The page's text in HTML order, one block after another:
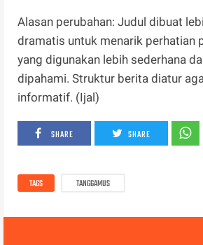
Alasan perubahan: Judul dibuat
dramatis untuk menarik perhatian
yang digunakan lebih sederhana
dipahami. Struktur berita diatur
informatif. (Ijal)
SHARE SHARE
TAGS TANGGAMUS